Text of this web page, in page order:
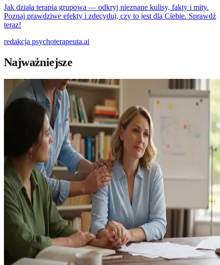
Jak działa terapia grupowa — odkryj nieznane kulisy, fakty i mity.
Poznaj prawdziwe efekty i zdecyduj, czy to jest dla Ciebie. Sprawdź
teraz!
redakcja psychoterapeuta.ai
Najważniejsze